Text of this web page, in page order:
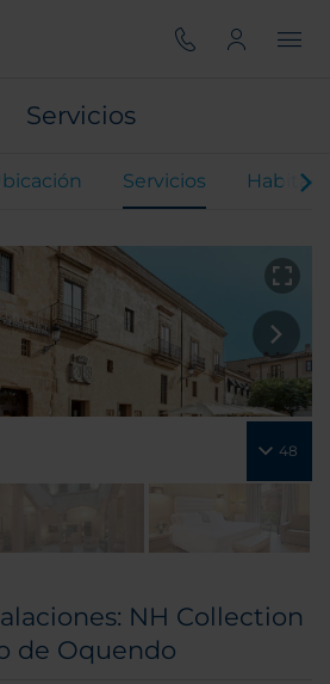
Servicios
Servicios
48
NH Collection
de Oquendo